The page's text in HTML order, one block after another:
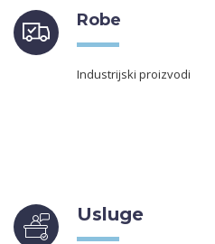
Robe
Industrijski proizvodi
Usluge